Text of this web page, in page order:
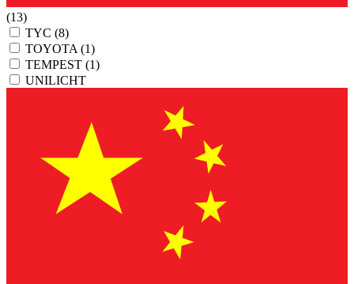
(13)
TYC (8)
TOYOTA (1)
TEMPEST (1)
UNILICHT